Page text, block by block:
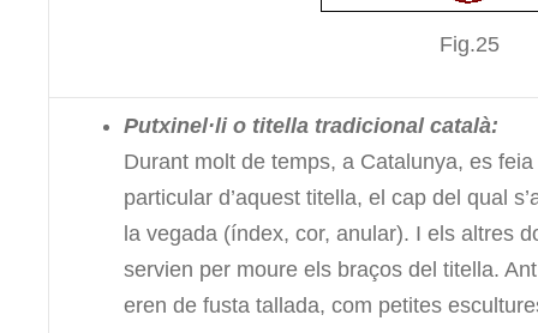
Fig.25
Putxinel·li o titella tradicional català:
Durant molt de temps, a Catalunya, es
particular d’aquest titella, el cap del qual
la vegada (índex, cor, anular). I els altres
servien per moure els braços del titella.
eren de fusta tallada, com petites